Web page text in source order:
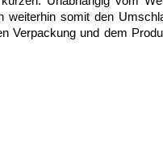
weiterhin somit den
Verpackung und dem